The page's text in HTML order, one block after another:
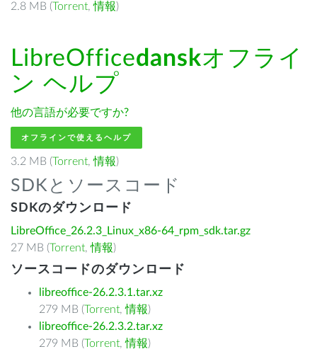
2.8 MB (Torrent,情報)
LibreOfficedanskオフライ
ン ヘルプ
他の言語が必要ですか?
オフラインで使えるヘルプ
3.2 MB (Torrent,情報)
SDKとソースコード
SDKのダウンロード
LibreOffice_26.2.3_Linux_x86-64_rpm_sdk.tar.gz
27 MB (Torrent,情報)
ソースコードのダウンロード
libreoffice-26.2.3.1.tar.xz
279 MB (Torrent,情報)
libreoffice-26.2.3.2.tar.xz
279 MB (Torrent,情報)